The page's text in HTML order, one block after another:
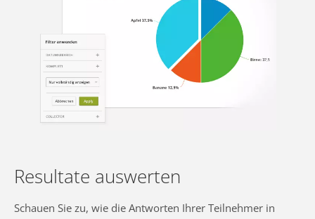
Resultate auswerten
Schauen Sie zu, wie die Antworten Ihrer Teilnehmer in